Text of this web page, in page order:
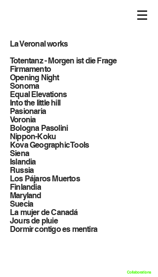
La Veronal works
Totentanz - Morgen ist die Frage
Firmamento
Opening Night
Sonoma
Equal Elevations
Into the little hill
Pasionaria
Voronia
Bologna Pasolini
Nippon-Koku
Kova Geographic Tools
Siena
Islandia
Russia
Los Pájaros Muertos
Finlandia
Maryland
Suecia
La mujer de Canadá
Jours de pluie
Dormir contigo es mentira
Collaborations